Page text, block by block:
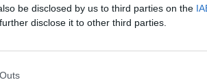
be disclosed by us to third parties on the
disclose it to other third parties.